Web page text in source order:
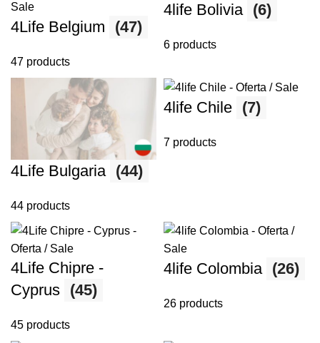
4Life Belgium (47)
47 products
4life Bolivia (6)
6 products
4Life Bulgaria (44)
44 products
4life Chile (7)
7 products
4Life Chipre -
Cyprus (45)
45 products
4life Colombia (26)
26 products